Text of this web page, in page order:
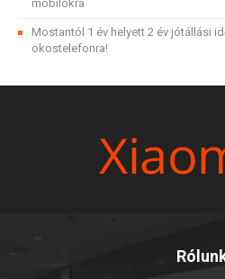
mobilokra
Mostantól 1 év helyett 2 év jótállási
okostelefonra!